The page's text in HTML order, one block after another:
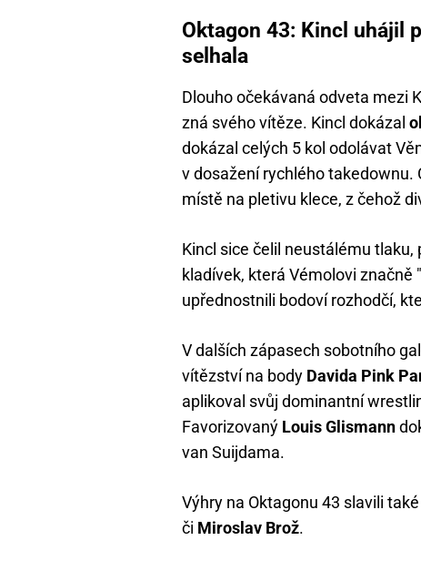
Oktagon 43: Kincl uhájil
selhala
Dlouho očekávaná odveta mezi
zná svého vítěze. Kincl dokázal
dokázal celých 5 kol odolávat
v dosažení rychlého takedownu.
místě na pletivu klece, z čehož
Kincl sice čelil neustálému
kladívek, která Vémolovi
upřednostnili bodoví rozhodčí,
V dalších zápasech sobotního
vítězství na body Davida Pink
aplikoval svůj dominantní
Favorizovaný Louis Glismann
van Suijdama.
Výhry na Oktagonu 43 slavili také
či Miroslav Brož.